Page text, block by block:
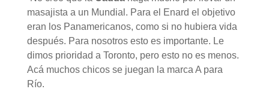
masajista a un Mundial. Para el Enard el objetivo
eran los Panamericanos, como si no hubiera vida
después. Para nosotros esto es importante. Le
dimos prioridad a Toronto, pero esto no es menos.
Acá muchos chicos se juegan la marca A para
Río.